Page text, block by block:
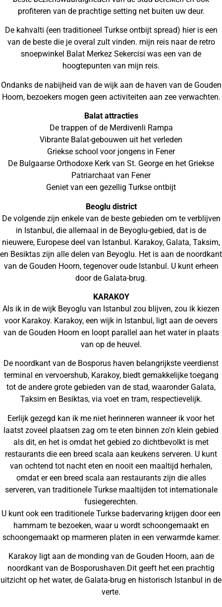
profiteren van de prachtige setting net buiten uw deur.
De kahvalti (een traditioneel Turkse ontbijt spread) hier is een
van de beste die je overal zult vinden. mijn reis naar de retro
snoepwinkel Balat Merkez Sekercisi was een van de
hoogtepunten van mijn reis.
Ondanks de nabijheid van de wijk aan de haven van de Gouden
Hoorn, bezoekers mogen geen activiteiten aan zee verwachten.
Balat attracties
De trappen of de Merdivenli Rampa
Vibrante Balat-gebouwen uit het verleden
Griekse school voor jongens in Fener
De Bulgaarse Orthodoxe Kerk van St. George en het Griekse
Patriarchaat van Fener
Geniet van een gezellig Turkse ontbijt
Beoglu district
De volgende zijn enkele van de beste gebieden om te verblijven
in Istanbul, die allemaal in de Beyoglu-gebied, dat is de
nieuwere, Europese deel van Istanbul. Karakoy, Galata, Taksim,
en Besiktas zijn alle delen van Beyoglu. Het is aan de noordkant
van de Gouden Hoorn, tegenover oude Istanbul. U kunt erheen
door de Galata-brug.
KARAKOY
Als ik in de wijk Beyoglu van Istanbul zou blijven, zou ik kiezen
voor Karakoy. Karakoy, een wijk in Istanbul, ligt aan de oevers
van de Gouden Hoorn en loopt parallel aan het water in plaats
van op de heuvel.
De noordkant van de Bosporus haven belangrijkste veerdienst
terminal en vervoershub, Karakoy, biedt gemakkelijke toegang
tot de andere grote gebieden van de stad, waaronder Galata,
Taksim en Besiktas, via voet en tram, respectievelijk.
Eerlijk gezegd kan ik me niet herinneren wanneer ik voor het
laatst zoveel plaatsen zag om te eten binnen zo'n klein gebied
als dit, en het is omdat het gebied zo dichtbevolkt is met
restaurants die een breed scala aan keukens serveren. U kunt
van ochtend tot nacht eten en nooit een maaltijd herhalen,
omdat er een breed scala aan restaurants zijn die alles
serveren, van traditionele Turkse maaltijden tot internationale
fusiegerechten.
U kunt ook een traditionele Turkse badervaring krijgen door een
hammam te bezoeken, waar u wordt schoongemaakt en
schoongemaakt op marmeren platen in een verwarmde kamer.
Karakoy ligt aan de monding van de Gouden Hoorn, aan de
noordkant van de Bosporushaven.Dit geeft het een prachtig
uitzicht op het water, de Galata-brug en historisch Istanbul in de
verte.